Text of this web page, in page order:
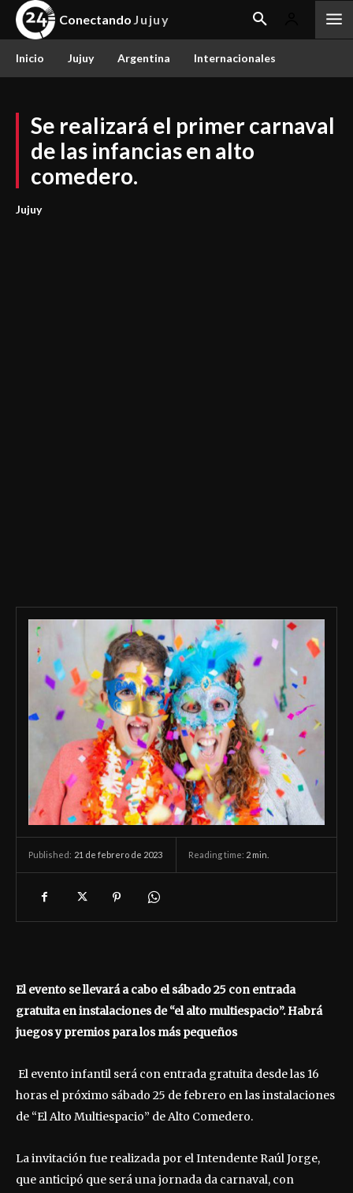
Conectando Jujuy
Inicio Jujuy Argentina Internacionales
Se realizará el primer carnaval
de las infancias en alto
comedero.
Jujuy
Published: 21 de febrero de 2023 Reading time: 2 min.
El evento se llevará a cabo el sábado 25 con entrada
gratuita en instalaciones de “el alto multiespacio”. Habrá
juegos y premios para los más pequeños
El evento infantil será con entrada gratuita desde las 16
horas el próximo sábado 25 de febrero en las instalaciones
de “El Alto Multiespacio” de Alto Comedero.
La invitación fue realizada por el Intendente Raúl Jorge,
que anticipó que será una jornada da carnaval, con